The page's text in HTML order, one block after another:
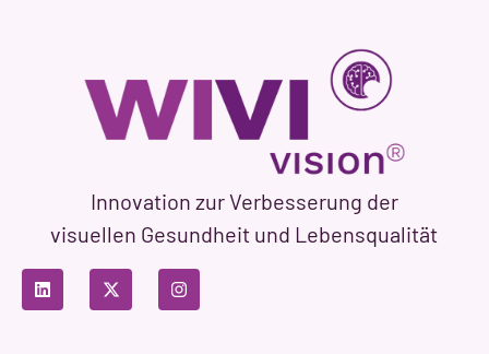
Innovation zur Verbesserung der
visuellen Gesundheit und Lebensqualität